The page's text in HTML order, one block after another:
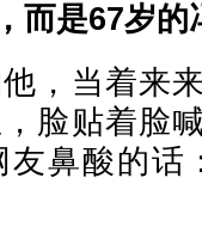
而是67岁的
，当着来
脸贴着脸
鼻酸的话